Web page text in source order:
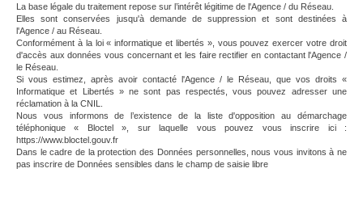
La base légale du traitement repose sur l’intérêt légitime de l'Agence / du Réseau.
Elles sont conservées jusqu'à demande de suppression et sont destinées à
l'Agence / au Réseau.
Conformément à la loi « informatique et libertés », vous pouvez exercer votre droit
d'accès aux données vous concernant et les faire rectifier en contactant l'Agence /
le Réseau.
Si vous estimez, après avoir contacté l'Agence / le Réseau, que vos droits «
Informatique et Libertés » ne sont pas respectés, vous pouvez adresser une
réclamation à la CNIL.
Nous vous informons de l’existence de la liste d'opposition au démarchage
téléphonique « Bloctel », sur laquelle vous pouvez vous inscrire ici :
https://www.bloctel.gouv.fr
Dans le cadre de la protection des Données personnelles, nous vous invitons à ne
pas inscrire de Données sensibles dans le champ de saisie libre